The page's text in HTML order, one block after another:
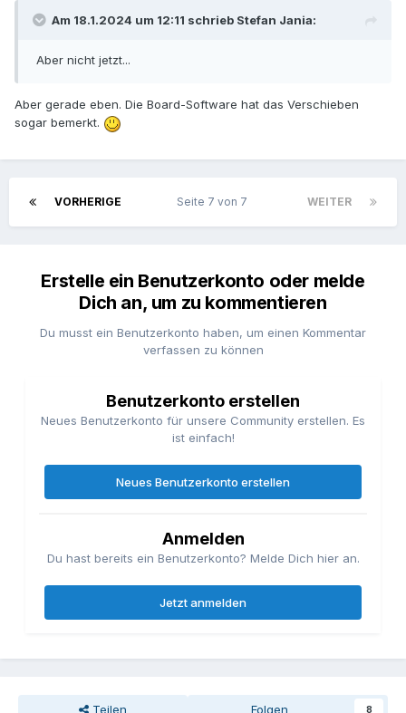
Am 18.1.2024 um 12:11 schrieb Stefan Jania:
Aber nicht jetzt...
Aber gerade eben. Die Board-Software hat das Verschieben
sogar bemerkt.
VORHERIGE WEITER
Seite 7 von 7
Erstelle ein Benutzerkonto oder melde
Dich an, um zu kommentieren
Du musst ein Benutzerkonto haben, um einen Kommentar
verfassen zu können
Benutzerkonto erstellen
Neues Benutzerkonto für unsere Community erstellen. Es
ist einfach!
Neues Benutzerkonto erstellen
Anmelden
Du hast bereits ein Benutzerkonto? Melde Dich hier an.
Jetzt anmelden
Teilen Folgen 8